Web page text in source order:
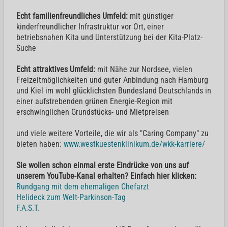
Echt familienfreundliches Umfeld: mit günstiger
kinderfreundlicher Infrastruktur vor Ort, einer
betriebsnahen Kita und Unterstützung bei der Kita-Platz-
Suche
Echt attraktives Umfeld: mit Nähe zur Nordsee, vielen
Freizeitmöglichkeiten und guter Anbindung nach Hamburg
und Kiel im wohl glücklichsten Bundesland Deutschlands in
einer aufstrebenden grünen Energie-Region mit
erschwinglichen Grundstücks- und Mietpreisen
und viele weitere Vorteile, die wir als "Caring Company" zu
bieten haben: www.westkuestenklinikum.de/wkk-karriere/
Sie wollen schon einmal erste Eindrücke von uns auf
unserem YouTube-Kanal erhalten? Einfach hier klicken:
Rundgang mit dem ehemaligen Chefarzt
Helideck zum Welt-Parkinson-Tag
F.A.S.T.